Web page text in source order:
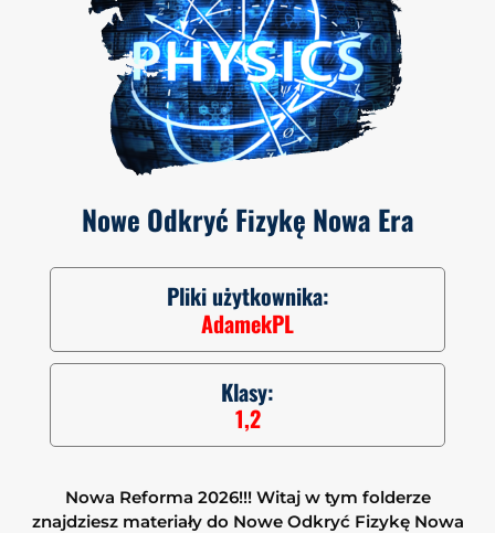
Nowe Odkryć Fizykę Nowa Era
Pliki użytkownika:
AdamekPL
Klasy:
1,2
Nowa Reforma 2026!!! Witaj w tym folderze
znajdziesz materiały do Nowe Odkryć Fizykę Nowa